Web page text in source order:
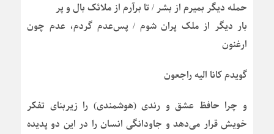
حمله دیگر بمیرم از بشر / تا برآرم از ملائک بال و پر
بار دیگر از ملک پران شوم / پس‌عدم گردم، عدم چون
ارغنون
گویدم کانا الیه راجعون
و چرا حافظ عشق و رندی (هوشمندی) را زیربنای تفکر
خویش قرار می‌دهد و جاودانگی انسان را در این دو پدیده